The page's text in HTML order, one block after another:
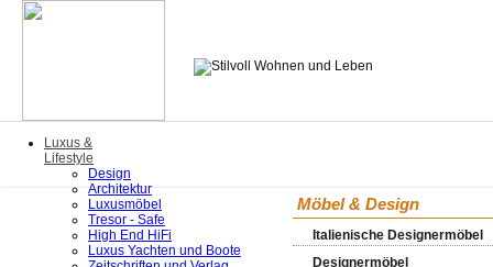
Luxus &
Lifestyle
Design
Architektur
Luxusmöbel
Tresor - Safe
High End HiFi
Luxus Yachten und Boote
Möbel & Design
Italienische Designermöbel
Designermöbel